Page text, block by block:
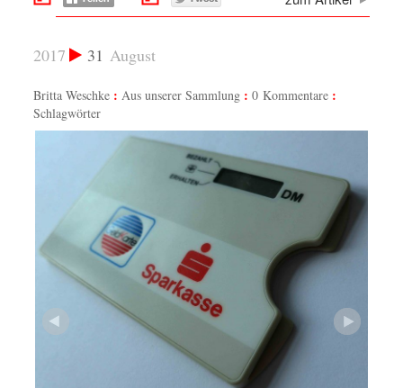
31 August
2017
Britta Weschke Aus unserer Sammlung
0 Kommentare
Schlagwörter